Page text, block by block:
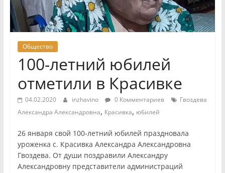
Общество
100-летний юбилей
отметили в Красивке
04.02.2020 inzhavino 0 Комментариев
Гвоздева
Александра Александровна, Красивка, юбилей
26 января свой 100-летний юбилей праздновала
уроженка с. Красивка Александра Александровна
Гвоздева. От души поздравили Александру
Александровну представители администраций